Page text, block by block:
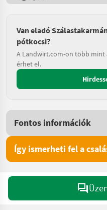
Van eladó
pótkocsi?
A Landwirt.com-on több mint
érhet el.
Fontos információk
Így ismerheti fel a